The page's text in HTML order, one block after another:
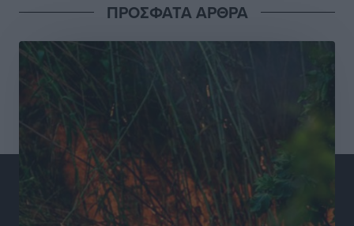
Συνελήφθησαν έξι άτομα για ηχορύπανση από
15 Αυγούστου 2026: Πώς θα πληρωθούν όσοι
εργαστούν την αργία – Τι ισχύει για πενθήμερο,
εξαήμερο και άδειες
Ειδήσεις πριν 17 ώρες
Πλούσιο πολιτιστικό πρόγραμμα τον Αύγουστο από
ΠΡΟΣΦΑΤΑ ΑΡΘΡΑ